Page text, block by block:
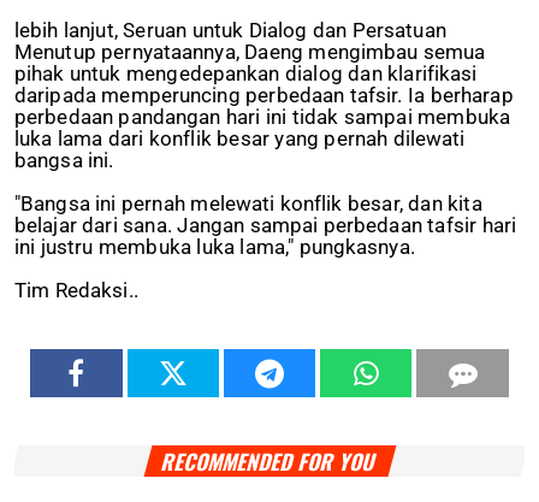
lebih lanjut, Seruan untuk Dialog dan Persatuan
Menutup pernyataannya, Daeng mengimbau semua
pihak untuk mengedepankan dialog dan klarifikasi
daripada memperuncing perbedaan tafsir. Ia berharap
perbedaan pandangan hari ini tidak sampai membuka
luka lama dari konflik besar yang pernah dilewati
bangsa ini.
"Bangsa ini pernah melewati konflik besar, dan kita
belajar dari sana. Jangan sampai perbedaan tafsir hari
ini justru membuka luka lama," pungkasnya.
Tim Redaksi..
RECOMMENDED FOR YOU